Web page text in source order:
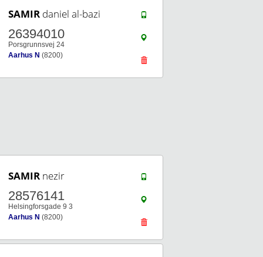
SAMIR daniel al-bazi
26394010
Porsgrunnsvej 24
Aarhus N (8200)
SAMIR nezir
28576141
Helsingforsgade 9 3
Aarhus N (8200)